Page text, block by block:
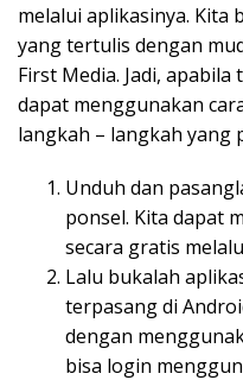
melalui aplikasinya. Kita
yang tertulis dengan
First Media. Jadi,
dapat menggunakan
langkah – langkah yang
Unduh dan
ponsel. Kita dapat
secara gratis
Lalu bukalah
terpasang di
dengan
bisa login